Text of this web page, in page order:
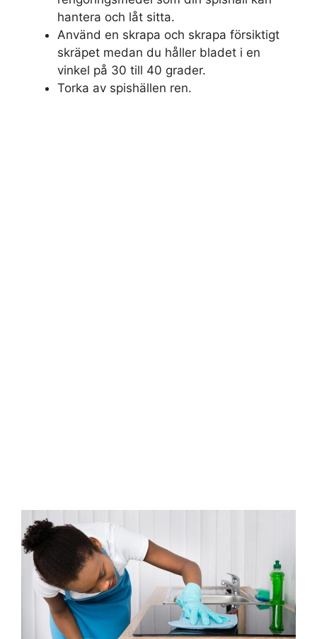
hantera och låt sitta.
Använd en skrapa och skrapa försiktigt
skräpet medan du håller bladet i en
vinkel på 30 till 40 grader.
Torka av spishällen ren.